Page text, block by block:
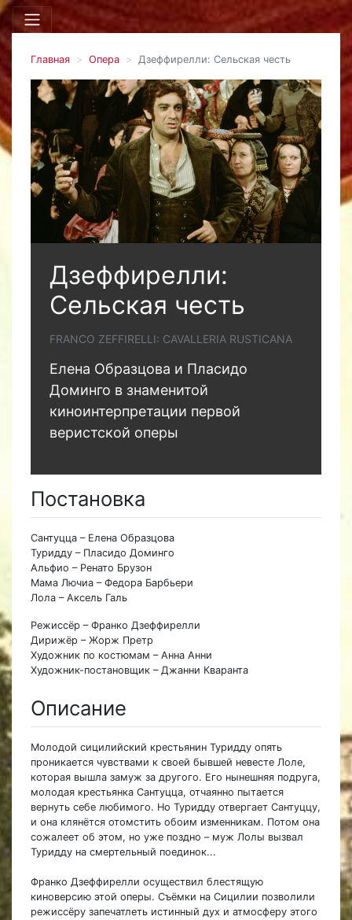
Главная Опера Дзеффирелли: Сельская честь
Дзеффирелли:
Сельская честь
FRANCO ZEFFIRELLI: CAVALLERIA RUSTICANA
Елена Образцова и Пласидо
Доминго в знаменитой
киноинтерпретации первой
веристской оперы
Постановка
Сантуцца – Елена Образцова
Туридду – Пласидо Доминго
Альфио – Ренато Брузон
Мама Лючиа – Федора Барбьери
Лола – Аксель Галь
Режиссёр – Франко Дзеффирелли
Дирижёр – Жорж Претр
Художник по костюмам – Анна Анни
Художник-постановщик – Джанни Кваранта
Описание
Молодой сицилийский крестьянин Туридду опять
проникается чувствами к своей бывшей невесте Лоле,
которая вышла замуж за другого. Его нынешняя подруга,
молодая крестьянка Сантуцца, отчаянно пытается
вернуть себе любимого. Но Туридду отвергает Сантуццу,
и она клянётся отомстить обоим изменникам. Потом она
сожалеет об этом, но уже поздно – муж Лолы вызвал
Туридду на смертельный поединок...
Франко Дзеффирелли осуществил блестящую
киноверсию этой оперы. Съёмки на Сицилии позволили
режиссёру запечатлеть истинный дух и атмосферу этого